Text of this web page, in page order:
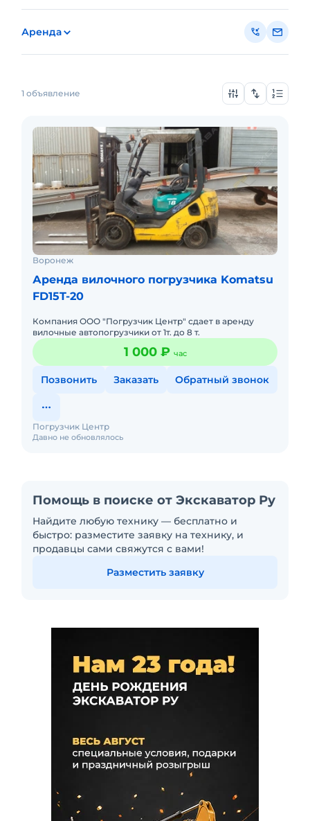
Аренда
1 объявление
Воронеж
Аренда вилочного погрузчика Komatsu
FD15T-20
Компания ООО "Погрузчик Центр" сдает в аренду
вилочные автопогрузчики от 1т. до 8 т.
1 000 ₽ час
Позвонить Заказать Обратный звонок
Давно не обновлялось
Погрузчик Центр
Помощь в поиске от Экскаватор Ру
Найдите любую технику — бесплатно и
быстро: разместите заявку на технику, и
продавцы сами свяжутся с вами!
Разместить заявку